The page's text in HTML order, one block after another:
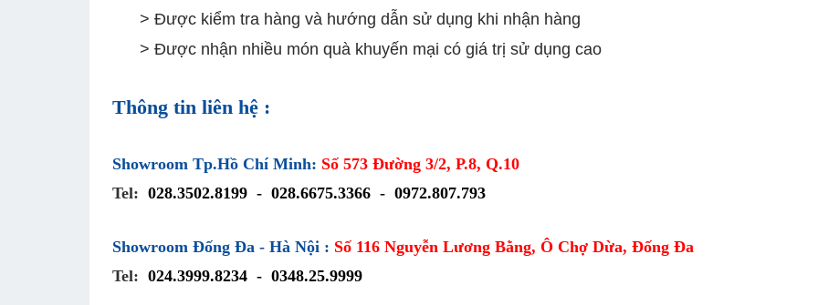
> Được kiểm tra hàng và hướng dẫn sử dụng khi nhận hàng
> Được nhận nhiều món quà khuyến mại có giá trị sử dụng cao
Thông tin liên hệ :
Showroom Tp.Hồ Chí Minh: Số 573 Đường 3/2, P.8, Q.10
Tel: 028.3502.8199 - 028.6675.3366 - 0972.807.793
Showroom Đống Đa - Hà Nội : Số 116 Nguyễn Lương Bằng, Ô Chợ Dừa, Đống Đa
Tel: 024.3999.8234 - 0348.25.9999